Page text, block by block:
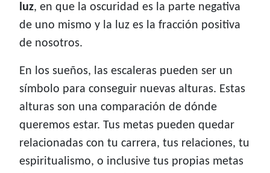
luz, en que la oscuridad es la parte negativa
de uno mismo y la luz es la fracción positiva
de nosotros.
En los sueños, las escaleras pueden ser un
símbolo para conseguir nuevas alturas. Estas
alturas son una comparación de dónde
queremos estar. Tus metas pueden quedar
relacionadas con tu carrera, tus relaciones, tu
espiritualismo, o inclusive tus propias metas